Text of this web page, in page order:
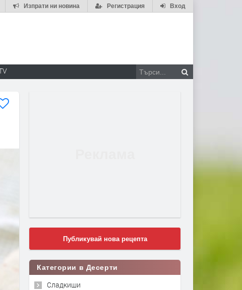
Вход
Регистрация
Изпрати ни новина
Публикувай нова рецепта
Категории в Десерти
Сладкиши